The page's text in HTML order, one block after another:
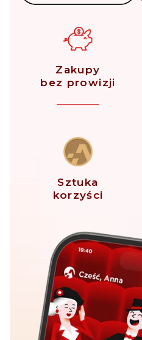
Zakupy
bez prowizji
Sztuka
korzyści